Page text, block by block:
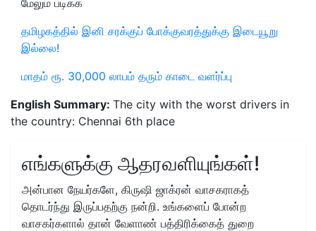
தமிழகத்தில் இனி சரக்குப் போக்குவரத்துக்கு இடையூறு
இல்லை!
மாதம் ரூ. 30,000 லாபம் தரும் காடை வளர்ப்பு
English Summary: The city with the worst drivers in
the country: Chennai 6th place
எங்களுக்கு ஆதரவளியுங்கள்!
அன்பான நேயர்களே, கிருஷி ஜாக்ரன் வாசகராகத்
தொடர்ந்து இருப்பதற்கு நன்றி. உங்களைப் போன்ற
வாசகர்களால் தான் வேளாண் பத்திரிக்கைத் துறை